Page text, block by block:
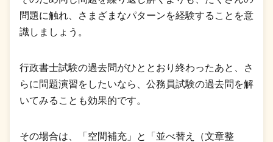
問題に触れ、さまざまなパターンを経験することを意
識しましょう。
行政書士試験の過去問がひととおり終わったあと、さ
らに問題演習をしたいなら、公務員試験の過去問を解
いてみることも効果的です。
その場合は、「空間補充」と「並べ替え（文章整